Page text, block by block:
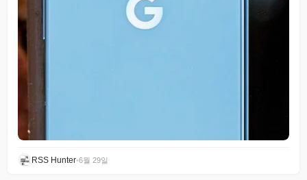
RSS Hunter•6월 29일